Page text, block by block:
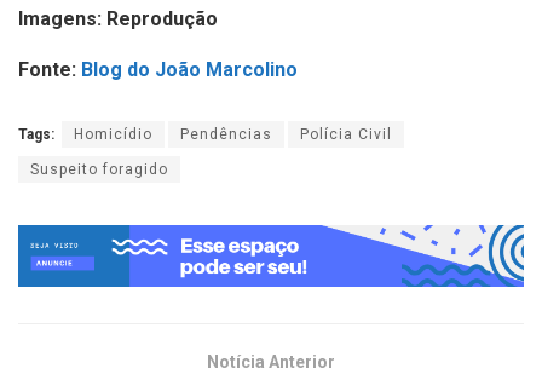
Imagens: Reprodução
Fonte: Blog do João Marcolino
Tags: Homicídio Pendências Polícia Civil
Suspeito foragido
Notícia Anterior